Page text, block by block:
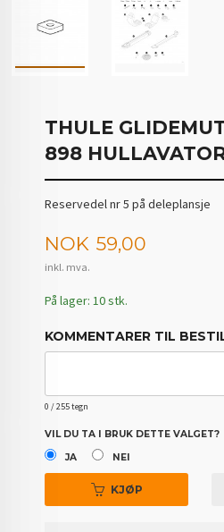
THULE
898
Reservedel nr 5 på deleplansje
Pris
NOK 59,00
inkl. mva.
På lager: 10 stk.
KOMMENTARER TIL
0 / 255 tegn
VIL DU TA I BRUK DETTE VALGET?
JA
NEI
KJØP